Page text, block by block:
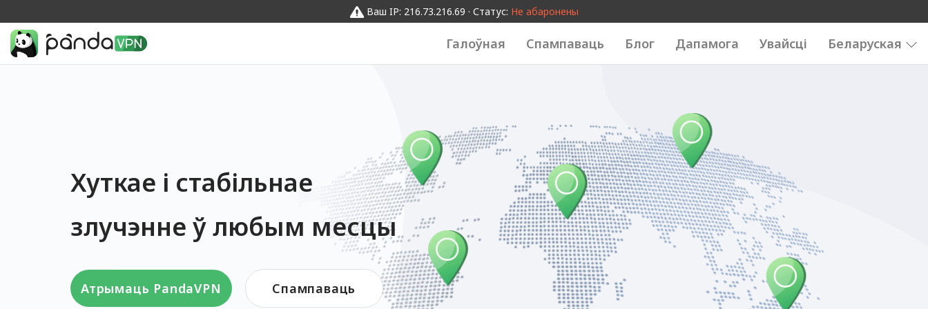
Ваш IP: 216.73.216.69 · Статус: Не абаронены
Галоўная Спампаваць Блог Дапамога Увайсці Беларуская
Хуткае і стабільнае
злучэнне ў любым месцы
Атрымаць PandaVPN Спампаваць